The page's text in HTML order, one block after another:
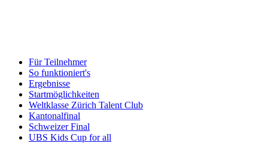
Für Teilnehmer
So funktioniert's
Ergebnisse
Startmöglichkeiten
Weltklasse Zürich Talent Club
Kantonalfinal
Schweizer Final
UBS Kids Cup for all